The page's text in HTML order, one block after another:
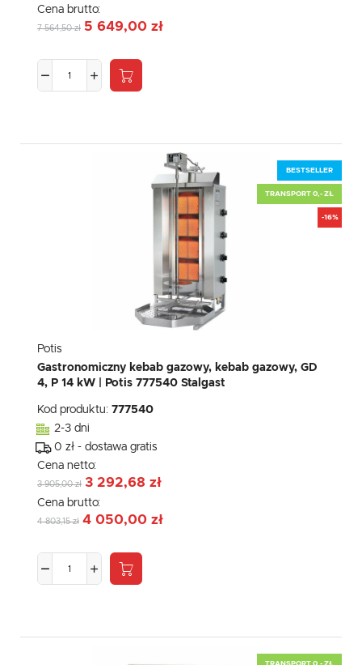
Cena brutto:
7 564,50 zł 5 649,00 zł
BESTSELLER
TRANSPORT 0,- ZŁ
-16%
Potis
Gastronomiczny kebab gazowy, kebab gazowy, GD
4, P 14 kW | Potis 777540 Stalgast
Kod produktu: 777540
2-3 dni
0 zł - dostawa gratis
Cena netto:
3 905,00 zł 3 292,68 zł
Cena brutto:
4 803,15 zł 4 050,00 zł